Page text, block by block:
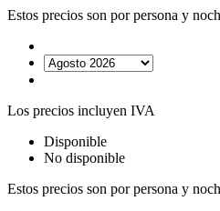
Estos precios son por persona y
Los precios incluyen IVA
Disponible
No disponible
Estos precios son por persona y